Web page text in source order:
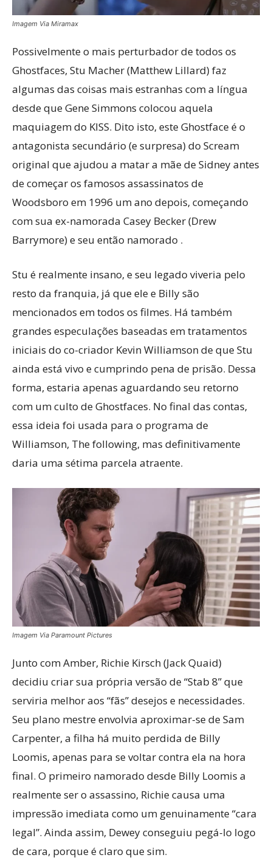
Imagem Via Miramax
Possivelmente o mais perturbador de todos os
Ghostfaces, Stu Macher (Matthew Lillard) faz
algumas das coisas mais estranhas com a língua
desde que Gene Simmons colocou aquela
maquiagem do KISS. Dito isto, este Ghostface é o
antagonista secundário (e surpresa) do Scream
original que ajudou a matar a mãe de Sidney antes
de começar os famosos assassinatos de
Woodsboro em 1996 um ano depois, começando
com sua ex-namorada Casey Becker (Drew
Barrymore) e seu então namorado .
Stu é realmente insano, e seu legado viveria pelo
resto da franquia, já que ele e Billy são
mencionados em todos os filmes. Há também
grandes especulações baseadas em tratamentos
iniciais do co-criador Kevin Williamson de que Stu
ainda está vivo e cumprindo pena de prisão. Dessa
forma, estaria apenas aguardando seu retorno
com um culto de Ghostfaces. No final das contas,
essa ideia foi usada para o programa de
Williamson, The following, mas definitivamente
daria uma sétima parcela atraente.
Imagem Via Paramount Pictures
Junto com Amber, Richie Kirsch (Jack Quaid)
decidiu criar sua própria versão de “Stab 8” que
serviria melhor aos “fãs” desejos e necessidades.
Seu plano mestre envolvia aproximar-se de Sam
Carpenter, a filha há muito perdida de Billy
Loomis, apenas para se voltar contra ela na hora
final. O primeiro namorado desde Billy Loomis a
realmente ser o assassino, Richie causa uma
impressão imediata como um genuinamente “cara
legal”. Ainda assim, Dewey conseguiu pegá-lo logo
de cara, porque é claro que sim.